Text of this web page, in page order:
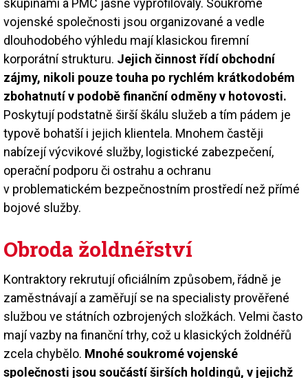
skupinami a PMC jasně vyprofilovaly. Soukromé
vojenské společnosti jsou organizované a vedle
dlouhodobého výhledu mají klasickou firemní
korporátní strukturu. Jejich činnost řídí obchodní
zájmy, nikoli pouze touha po rychlém krátkodobém
zbohatnutí v podobě finanční odměny v hotovosti.
Poskytují podstatně širší škálu služeb a tím pádem je
typově bohatší i jejich klientela. Mnohem častěji
nabízejí výcvikové služby, logistické zabezpečení,
operační podporu či ostrahu a ochranu
v problematickém bezpečnostním prostředí než přímé
bojové služby.
Obroda žoldnéřství
Kontraktory rekrutují oficiálním způsobem, řádně je
zaměstnávají a zaměřují se na specialisty prověřené
službou ve státních ozbrojených složkách. Velmi často
mají vazby na finanční trhy, což u klasických žoldnéřů
zcela chybělo. Mnohé soukromé vojenské
společnosti jsou součástí širších holdingů, v jejichž